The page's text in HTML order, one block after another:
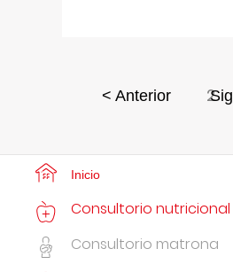
< Anterior 2
Inicio
Consultorio nutricional
Consultorio matrona